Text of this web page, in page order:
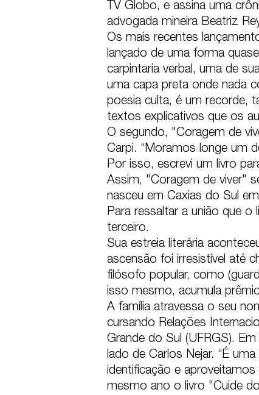
TV Globo, e assina uma
advogada mineira Beatriz
Os mais recentes
lançado de uma forma
carpintaria verbal, uma de
uma capa preta onde nada
poesia culta, é um recorde,
textos explicativos que os
O segundo, "Coragem de
Carpi. “Moramos longe um
Por isso, escrevi um livro
Assim, "Coragem de viver"
nasceu em Caxias do Sul
Para ressaltar a união que o
terceiro.
Sua estreia literária
ascensão foi irresistível até
filósofo popular, como
isso mesmo, acumula
A família atravessa o seu
cursando Relações
Grande do Sul (UFRGS).
lado de Carlos Nejar. “É
identificação e
mesmo ano o livro "Cuide